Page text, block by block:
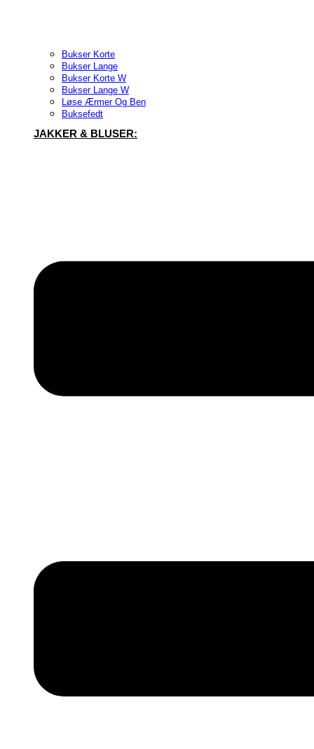
Bukser Korte
Bukser Lange
Bukser Korte W
Bukser Lange W
Løse Ærmer Og Ben
Buksefedt
JAKKER & BLUSER: